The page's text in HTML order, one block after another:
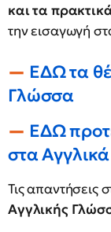
και τα
την εισαγωγή
ΕΔΩ τα
Γλώσσα
ΕΔΩ
στα Αγγλικά
Τις απαντήσεις
Αγγλικής